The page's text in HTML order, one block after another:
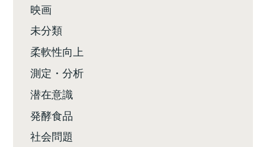
映画
未分類
柔軟性向上
測定・分析
潜在意識
発酵食品
社会問題